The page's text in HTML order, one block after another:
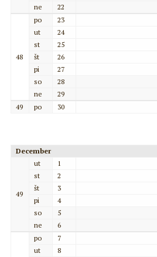
ne
22
48
po
23
ut
24
st
25
št
26
pi
27
so
28
ne
29
49
po 30
December
49
ut
1
st
2
št
3
pi
4
so
5
ne
6
po
7
ut
8